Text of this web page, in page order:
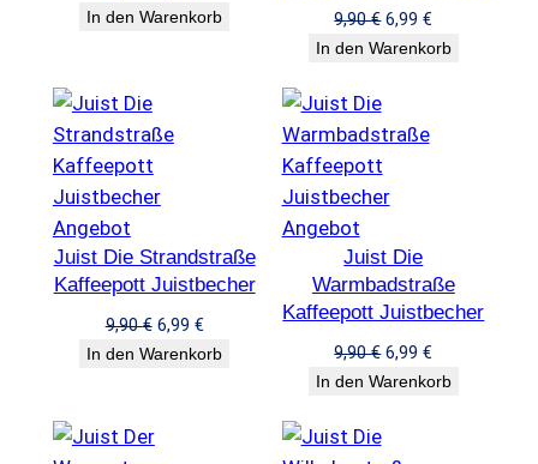
Preis Preis
In den Warenkorb 9,90€ Ursprünglicher
Preis
6,99€Aktueller
Preis
In den Warenkorb
AngebotProdukt
im
Angebot
Juist Die Strandstraße
Kaffeepott Juistbecher
9,90€ Ursprünglicher
Preis
6,99 €Aktueller
Preis
In den Warenkorb
AngebotProdukt
im
Angebot
Juist Die
Warmbadstraße
Kaffeepott Juistbecher
9,90€ Ursprünglicher
Preis
6,99€Aktueller
Preis
In den Warenkorb